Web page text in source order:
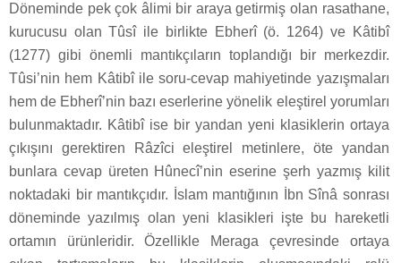
Döneminde pek çok âlimi bir araya getirmiş olan rasathane,
kurucusu olan Tûsî ile birlikte Ebherî (ö. 1264) ve Kâtibî
(1277) gibi önemli mantıkçıların toplandığı bir merkezdir.
Tûsi’nin hem Kâtibî ile soru-cevap mahiyetinde yazışmaları
hem de Ebherî’nin bazı eserlerine yönelik eleştirel yorumları
bulunmaktadır. Kâtibî ise bir yandan yeni klasiklerin ortaya
çıkışını gerektiren Râzîci eleştirel metinlere, öte yandan
bunlara cevap üreten Hûnecî’nin eserine şerh yazmış kilit
noktadaki bir mantıkçıdır. İslam mantığının İbn Sînâ sonrası
döneminde yazılmış olan yeni klasikleri işte bu hareketli
ortamın ürünleridir. Özellikle Meraga çevresinde ortaya